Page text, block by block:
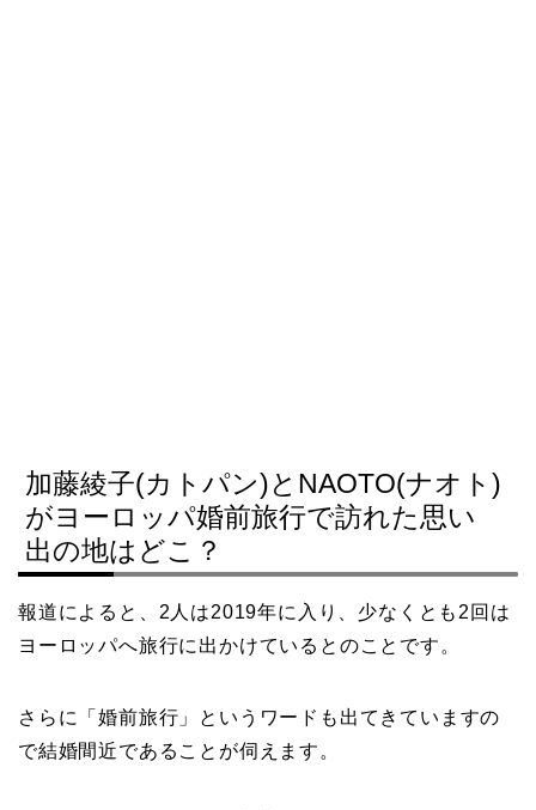
加藤綾子(カトパン)とNAOTO(ナオト)
がヨーロッパ婚前旅行で訪れた思い
出の地はどこ？
報道によると、2人は2019年に入り、少なくとも2回は
ヨーロッパへ旅行に出かけているとのことです。
さらに「婚前旅行」というワードも出てきていますの
で結婚間近であることが伺えます。